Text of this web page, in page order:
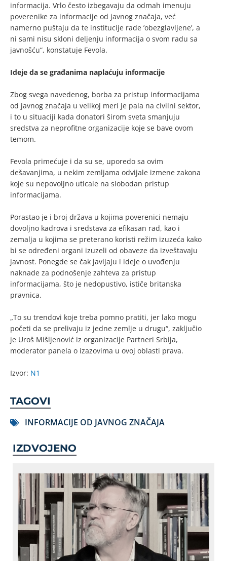
informacija. Vrlo često izbegavaju da odmah imenuju
poverenike za informacije od javnog značaja, već
namerno puštaju da te institucije rade ’obezglavljene’, a
ni sami nisu skloni deljenju informacija o svom radu sa
javnošću“, konstatuje Fevola.
Ideje da se građanima naplaćuju informacije
Zbog svega navedenog, borba za pristup informacijama
od javnog značaja u velikoj meri je pala na civilni sektor,
i to u situaciji kada donatori širom sveta smanjuju
sredstva za neprofitne organizacije koje se bave ovom
temom.
Fevola primećuje i da su se, uporedo sa ovim
dešavanjima, u nekim zemljama odvijale izmene zakona
koje su nepovoljno uticale na slobodan pristup
informacijama.
Porastao je i broj država u kojima poverenici nemaju
dovoljno kadrova i sredstava za efikasan rad, kao i
zemalja u kojima se preterano koristi režim izuzeća kako
bi se određeni organi izuzeli od obaveze da izveštavaju
javnost. Ponegde se čak javljaju i ideje o uvođenju
naknade za podnošenje zahteva za pristup
informacijama, što je nedopustivo, ističe britanska
pravnica.
„To su trendovi koje treba pomno pratiti, jer lako mogu
početi da se prelivaju iz jedne zemlje u drugu“, zaključio
je Uroš Mišljenović iz organizacije Partneri Srbija,
moderator panela o izazovima u ovoj oblasti prava.
Izvor: N1
TAGOVI
INFORMACIJE OD JAVNOG ZNAČAJA
IZDVOJENO